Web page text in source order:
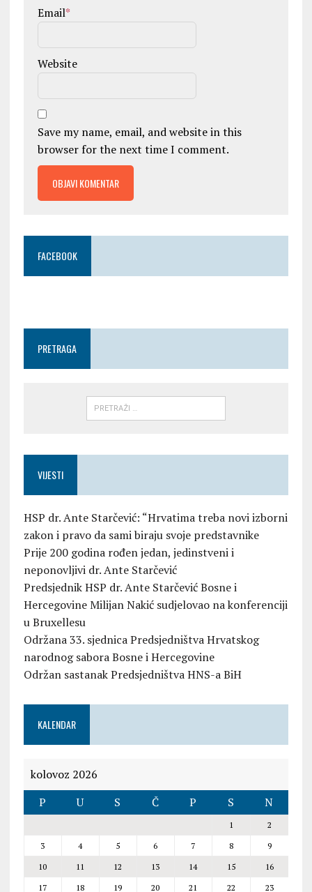
Email*
Website
Save my name, email, and website in this
browser for the next time I comment.
FACEBOOK
PRETRAGA
VIJESTI
HSP dr. Ante Starčević: “Hrvatima treba novi izborni
zakon i pravo da sami biraju svoje predstavnike
Prije 200 godina rođen jedan, jedinstveni i
neponovljivi dr. Ante Starčević
Predsjednik HSP dr. Ante Starčević Bosne i
Hercegovine Milijan Nakić sudjelovao na konferenciji
u Bruxellesu
Održana 33. sjednica Predsjedništva Hrvatskog
narodnog sabora Bosne i Hercegovine
Održan sastanak Predsjedništva HNS-a BiH
KALENDAR
kolovoz 2026
P
U S Č P S N
1
2
3
4 5 6 7 8
9
10
11 12 13 14 15
16
17
18 19 20 21 22 23